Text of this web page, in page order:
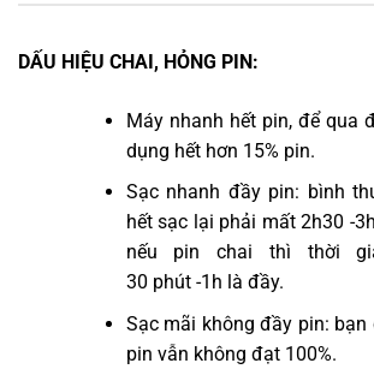
DẤU HIỆU CHAI, HỎNG PIN:
Máy nhanh hết pin, để qua
dụng hết hơn 15% pin.
Sạc nhanh đầy pin: bình
hết sạc lại phải mất 2h30 -
nếu pin chai thì thời
30 phút -1h là đầy.
Sạc mãi không đầy pin: bạn
pin vẫn không đạt 100%.